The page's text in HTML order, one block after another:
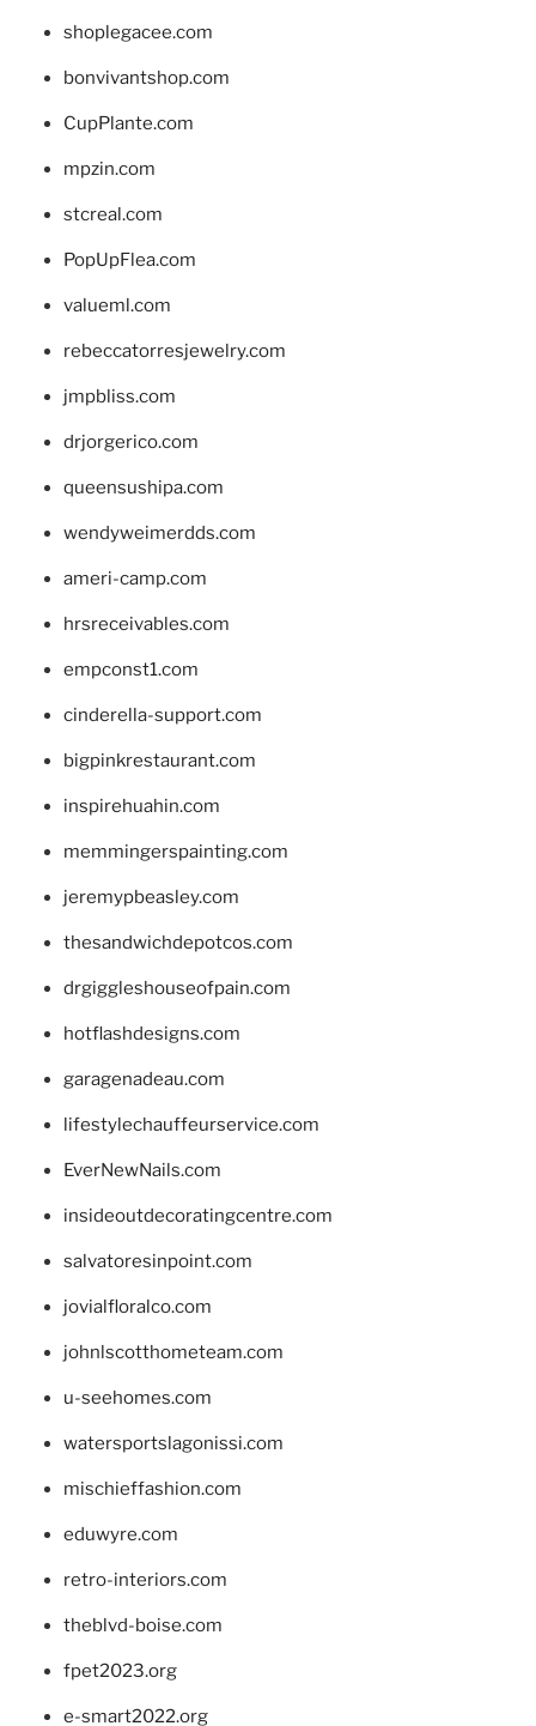
shoplegacee.com
bonvivantshop.com
CupPlante.com
mpzin.com
stcreal.com
PopUpFlea.com
valueml.com
rebeccatorresjewelry.com
jmpbliss.com
drjorgerico.com
queensushipa.com
wendyweimerdds.com
ameri-camp.com
hrsreceivables.com
empconst1.com
cinderella-support.com
bigpinkrestaurant.com
inspirehuahin.com
memmingerspainting.com
jeremypbeasley.com
thesandwichdepotcos.com
drgiggleshouseofpain.com
hotflashdesigns.com
garagenadeau.com
lifestylechauffeurservice.com
EverNewNails.com
insideoutdecoratingcentre.com
salvatoresinpoint.com
jovialfloralco.com
johnlscotthometeam.com
u-seehomes.com
watersportslagonissi.com
mischieffashion.com
eduwyre.com
retro-interiors.com
theblvd-boise.com
fpet2023.org
e-smart2022.org